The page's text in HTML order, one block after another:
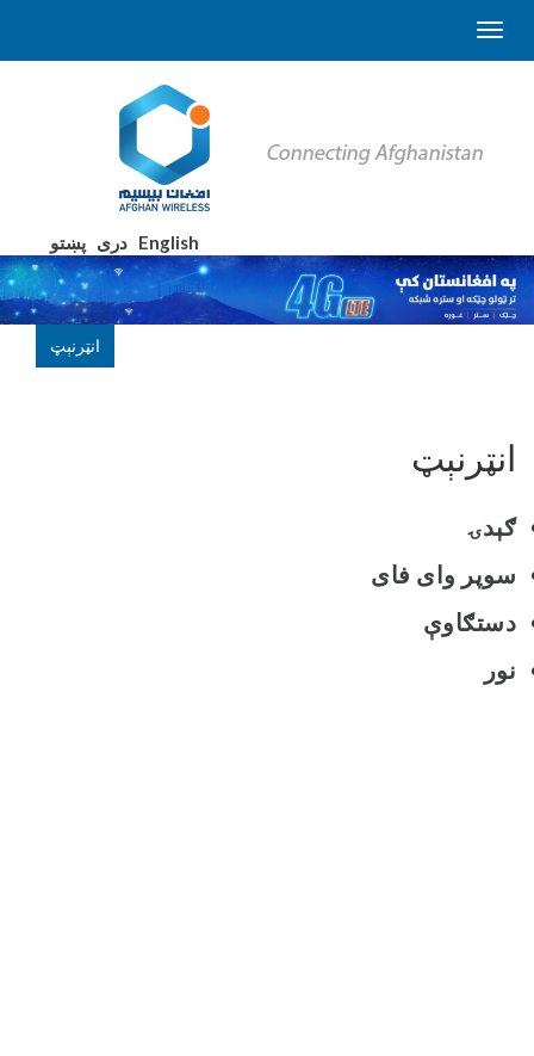
English دری پښتو
انټرنېټ
انټرنېټ
ګېدۍ
سوپر وای فای
دستګاوې
نور